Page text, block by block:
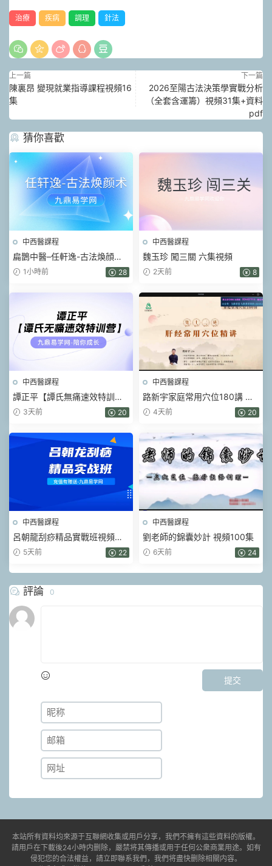
治療 疾病 調理 針法
上一篇
陳裏昂 變現就業指導課程視頻16
集
下一篇
2026至陽古法決策學實戰分析
（全套含運籌）視頻31集+資料
pdf
猜你喜歡
中西醫課程
扁鵲中醫–任軒逸-古法煥顔術
(線上課) 視頻33集
1小時前 28
中西醫課程
魏玉珍 闖三關 六集視頻
2天前 8
中西醫課程
譚正平【譚氏無痛速效特訓
營】線下班（現場視頻）52集
3天前 20
中西醫課程
路新宇家庭常用穴位180講 視
頻84集+網頁版文檔
4天前 20
中西醫課程
呂朝龍刮痧精品實戰班視頻課
144集（天津班現場實錄）
5天前 22
中西醫課程
劉老師的錦囊妙計 視頻100集
6天前 24
評論 0
提交
本站所有資料均來源于互聯網收集或用戶分享，我們不擁有這些資料的版權。
請用戶在下載後24小時内删除，嚴禁将其傳播或用于任何公衆商業用途。如有
侵犯您的合法權益，請立即聯系我們，我們将盡快删除相關内容。